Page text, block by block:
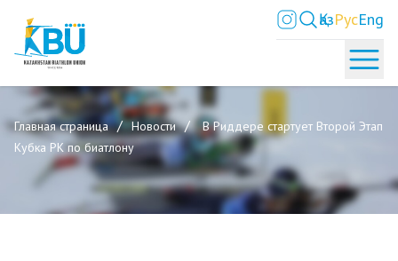
ҚазРусEng
Главная страница Новости
В Риддере стартует Второй Этап
Кубка РК по биатлону